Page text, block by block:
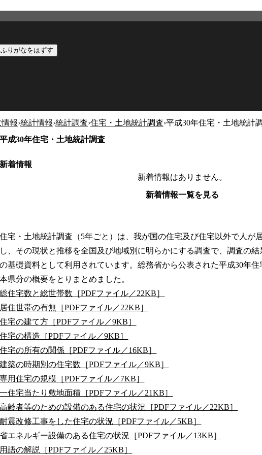
ふりがなをはずす
報›統計情報›統計調査›住宅・土地統計調査›平成30年住宅・土地統計
平成30年住宅・土地統計調査
新着情報
新着情報はありません。
新着情報一覧を見る
住宅・土地統計調査（5年ごと）は、我が国の住宅及び住宅以外で人が
し、その現状と推移を全国及び地域別に明らかにする調査で、調査の
の基礎資料として利用されています。総務省から公表された平成30年
本県分の概要をとりまとめました。
総住宅数と総世帯数［PDFファイル／22KB］
居住世帯の有無［PDFファイル／22KB］
住宅の建て方［PDFファイル／9KB］
住宅の構造［PDFファイル／9KB］
住宅の所有の関係［PDFファイル／16KB］
建築の時期別の住宅数［PDFファイル／9KB］
専用住宅の規模［PDFファイル／7KB］
一住宅当たり敷地面積［PDFファイル／21KB］
高齢者等のための設備のある住宅の状況［PDFファイル／22KB］
耐震改修工事をした住宅の状況［PDFファイル／5KB］
省エネルギー設備のある住宅の状況［PDFファイル／13KB］
用語の解説［PDFファイル／25KB］